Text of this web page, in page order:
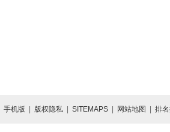
手机版 版权隐私 SITEMAPS 网站地图 排